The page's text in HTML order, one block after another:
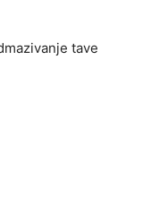
tave